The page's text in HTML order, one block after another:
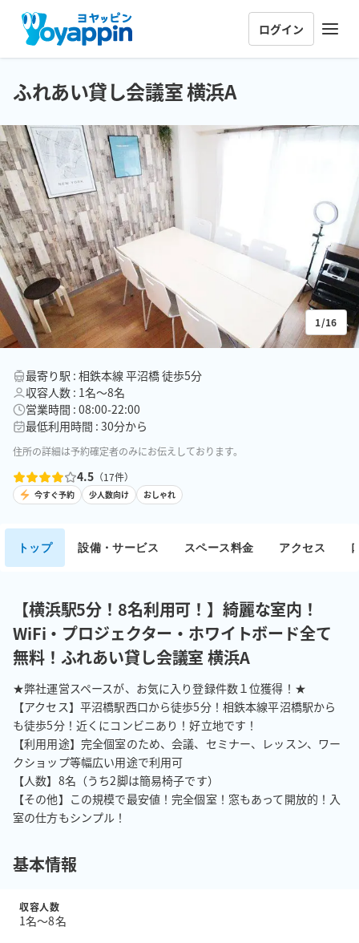
ログイン
1/16
最寄り駅 : 相鉄本線 平沼橋 徒歩5分
収容人数 : 1名〜8名
営業時間 : 08:00-22:00
最低利用時間 : 30分から
住所の詳細は予約確定者のみにお伝えしております。
4.5 （17件）
今すぐ予約 少人数向け おしゃれ
ふれあい貸し会議室 横浜A
トップ 設備・サービス スペース料金 アクセス
【横浜駅5分！8名利用可！】綺麗な室内！
WiFi・プロジェクター・ホワイトボード全て
無料！ふれあい貸し会議室 横浜A
★弊社運営スペースが、お気に入り登録件数１位獲得！★
【アクセス】平沼橋駅西口から徒歩5分！相鉄本線平沼橋駅から
も徒歩5分！近くにコンビニあり！好立地です！
【利用用途】完全個室のため、会議、セミナー、レッスン、ワー
クショップ等幅広い用途で利用可
【人数】8名（うち2脚は簡易椅子です）
【その他】この規模で最安値！完全個室！窓もあって開放的！入
室の仕方もシンプル！
基本情報
収容人数
1名〜8名